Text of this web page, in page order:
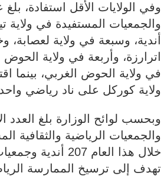
وفي الولايات الأقل استفادة، بلغ
والجمعيات المستفيدة في ولاية
أندية، وسبعة في ولاية
اترارزة، وأربعة في ولاية الحوض
في ولاية الحوض الغربي، بينما
ولاية كوركل على ناد رياضي
وبحسب لوائح الوزارة بلغ العدد
والجمعيات الرياضية والثقافية
خلال هذا العام 207
تهدف إلى ترسيخ الممارسة